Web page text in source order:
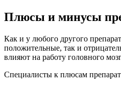
Плюсы и минусы
Как и у любого другого
положительные, так и
влияют на работу головного
Специалисты к плюсам